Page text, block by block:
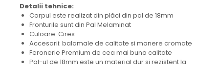
Detalii tehnice:
Corpul este realizat din plăci din pal de 18mm
Fronturile sunt din Pal Melaminat
Culoare: Cires
Accesorii: balamale de calitate si manere cromate
Feronerie Premium de cea mai buna calitate
Pal-ul de 18mm este un material dur si rezistent la